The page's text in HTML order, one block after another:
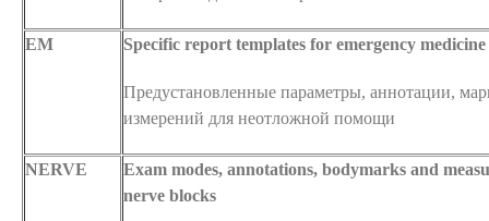
EM Specific report templates for emergency medicine
Предустановленные параметры, аннотации,
измерений для неотложной помощи
NERVE
Exam modes, annotations, bodymarks and
nerve blocks